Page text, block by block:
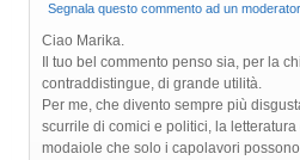
Segnala questo commento ad un
Ciao Marika.
Il tuo bel commento penso sia, per la
contraddistingue, di grande utilità.
Per me, che divento sempre più
scurrile di comici e politici, la
modaiole che solo i capolavori